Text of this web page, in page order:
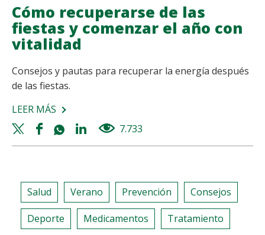
Cómo recuperarse de las
fiestas y comenzar el año con
vitalidad
Consejos y pautas para recuperar la energía después
de las fiestas.
LEER MÁS SOBRE
CÓMO
RECUPERARSE
FIESTAS
COMENZAR
EL
Twitter
share
Facebook
share
Whatsapp
share
Linkedin
share
7.733
Salud Verano Prevención Consejos
Deporte Medicamentos Tratamiento